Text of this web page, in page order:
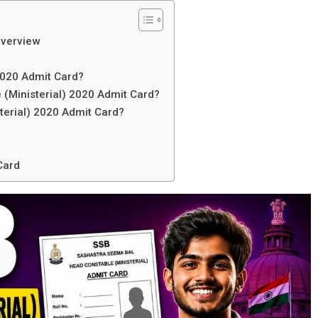
Admit Card?
(Ministerial) 2020 Admit Card?
2020 Admit Card?